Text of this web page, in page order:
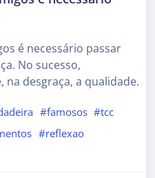
é necessário passar
No sucesso,
desgraça, a qualidade.
#famosos #tcc
#reflexao